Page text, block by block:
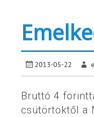
2013-05-22
Bruttó 4
csütörtöktől a